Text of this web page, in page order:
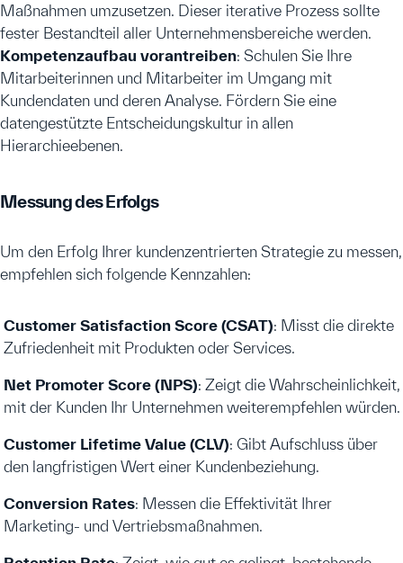
Maßnahmen umzusetzen. Dieser iterative Prozess sollte
fester Bestandteil aller Unternehmensbereiche werden.
Kompetenzaufbau vorantreiben: Schulen Sie Ihre
Mitarbeiterinnen und Mitarbeiter im Umgang mit
Kundendaten und deren Analyse. Fördern Sie eine
datengestützte Entscheidungskultur in allen
Hierarchieebenen.
Messung des Erfolgs
Um den Erfolg Ihrer kundenzentrierten Strategie zu messen,
empfehlen sich folgende Kennzahlen:
Customer Satisfaction Score (CSAT): Misst die direkte
Zufriedenheit mit Produkten oder Services.
Net Promoter Score (NPS): Zeigt die Wahrscheinlichkeit,
mit der Kunden Ihr Unternehmen weiterempfehlen würden.
Customer Lifetime Value (CLV): Gibt Aufschluss über
den langfristigen Wert einer Kundenbeziehung.
Conversion Rates: Messen die Effektivität Ihrer
Marketing- und Vertriebsmaßnahmen.